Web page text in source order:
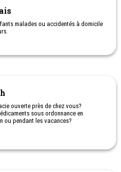
malades ou accidentés à domicile
sont malades ou traversent une
ouverte près de chez vous?
sous ordonnance en
ou pendant les vacances?